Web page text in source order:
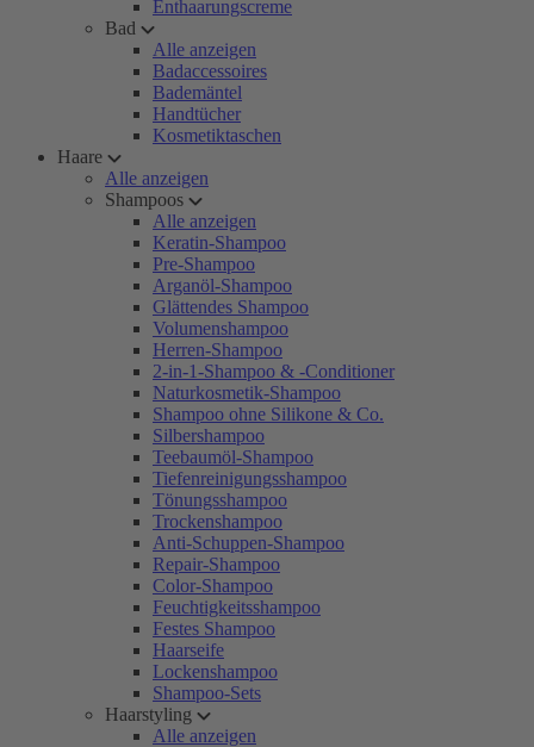
Enthaarungscreme
Bad
Alle anzeigen
Badaccessoires
Bademäntel
Handtücher
Kosmetiktaschen
Haare
Alle anzeigen
Shampoos
Alle anzeigen
Keratin-Shampoo
Pre-Shampoo
Arganöl-Shampoo
Glättendes Shampoo
Volumenshampoo
Herren-Shampoo
2-in-1-Shampoo & -Conditioner
Naturkosmetik-Shampoo
Shampoo ohne Silikone & Co.
Silbershampoo
Teebaumöl-Shampoo
Tiefenreinigungsshampoo
Tönungsshampoo
Trockenshampoo
Anti-Schuppen-Shampoo
Repair-Shampoo
Color-Shampoo
Feuchtigkeitsshampoo
Festes Shampoo
Haarseife
Lockenshampoo
Shampoo-Sets
Haarstyling
Alle anzeigen